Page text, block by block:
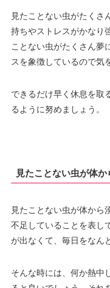
見たことない虫がたくさ
持ちやストレスがかなり
ことない虫がたくさん夢
スを象徴しているので気
できるだけ早く休息を取
るように努めましょう。
見たことない虫が体
見たことない虫が体から
不足していることを表し
が出なくて、毎日をなん
そんな時には、何か熱中